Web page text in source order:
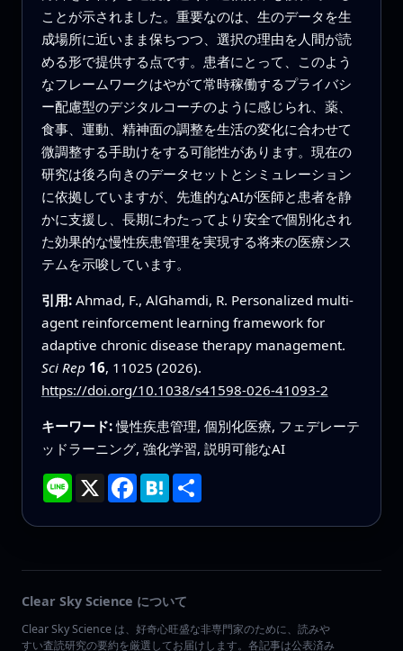
ことが示されました。重要なのは、生のデータを生
成場所に近いまま保ちつつ、選択の理由を人間が読
める形で提供する点です。患者にとって、このよう
なフレームワークはやがて常時稼働するプライバシ
ー配慮型のデジタルコーチのように感じられ、薬、
食事、運動、精神面の調整を生活の変化に合わせて
微調整する手助けをする可能性があります。現在の
研究は後ろ向きのデータセットとシミュレーション
に依拠していますが、先進的なAIが医師と患者を静
かに支援し、長期にわたってより安全で個別化され
た効果的な慢性疾患管理を実現する将来の医療シス
テムを示唆しています。
引用: Ahmad, F., AlGhamdi, R. Personalized multi-
agent reinforcement learning framework for
adaptive chronic disease therapy management.
Sci Rep 16, 11025 (2026).
https://doi.org/10.1038/s41598-026-41093-2
キーワード:慢性疾患管理, 個別化医療, フェデレーテ
ッドラーニング, 強化学習, 説明可能なAI
Line X Facebook
Hatena
共
有
Clear Sky Science について
Clear Sky Science は、好奇心旺盛な非専門家のために、読みや
すい査読研究の要約を厳選してお届けします。各記事は公表済み